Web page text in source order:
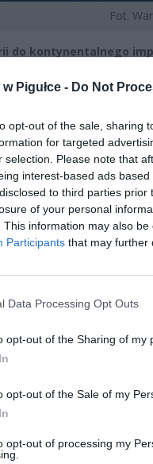
Pigułce - Do Not
opt-out of the sale, sharing
for targeted
selection. Please note that
interest-based ads
to third parties
of your personal
This information may also
Participants that may further
Data Processing Opt Outs
opt-out of the Sharing of my
opt-out of the Sale of my
opt-out of processing my
Fot.
do kontynentalnego
RÓWNIEŻ:
2026 16:06
dla milionów
wciąż można składać
2026 12:56